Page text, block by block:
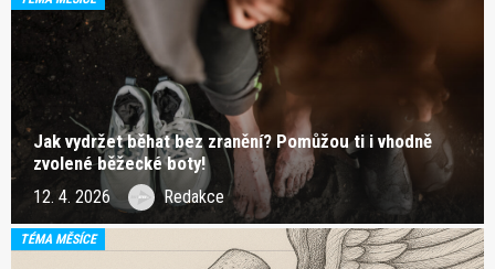
Jak vydržet běhat bez zranění? Pomůžou ti i vhodně
zvolené běžecké boty!
12. 4. 2026 Redakce
TÉMA MĚSÍCE